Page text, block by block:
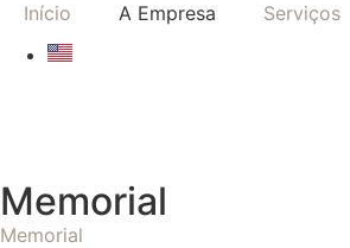
Início A Empresa Serviços
Memorial
Memorial